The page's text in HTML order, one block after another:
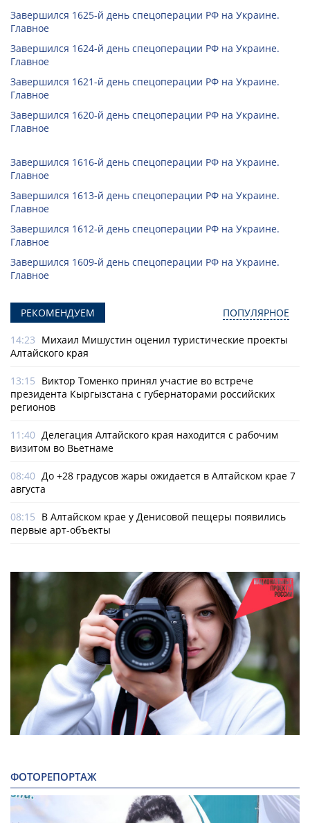
Завершился 1625-й день спецоперации РФ на Украине.
Главное
Завершился 1624-й день спецоперации РФ на Украине.
Главное
Завершился 1621-й день спецоперации РФ на Украине.
Главное
Завершился 1620-й день спецоперации РФ на Украине.
Главное
Завершился 1616-й день спецоперации РФ на Украине.
Главное
Завершился 1613-й день спецоперации РФ на Украине.
Главное
Завершился 1612-й день спецоперации РФ на Украине.
Главное
Завершился 1609-й день спецоперации РФ на Украине.
Главное
РЕКОМЕНДУЕМ ПОПУЛЯРНОЕ
14:23 Михаил Мишустин оценил туристические проекты
Алтайского края
13:15 Виктор Томенко принял участие во встрече
президента Кыргызстана с губернаторами российских
регионов
11:40 Делегация Алтайского края находится с рабочим
визитом во Вьетнаме
08:40 До +28 градусов жары ожидается в Алтайском крае 7
августа
08:15 В Алтайском крае у Денисовой пещеры появились
первые арт-объекты
ФОТОРЕПОРТАЖ